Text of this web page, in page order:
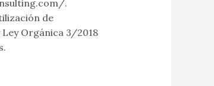
.
de
Orgánica 3/2018